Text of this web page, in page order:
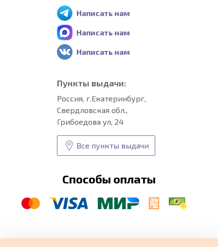
Написать нам
Написать нам
Написать нам
Пункты выдачи:
Россия, г.Екатеринбург,
Свердловская обл.,
Грибоедова ул, 24
Все пункты выдачи
Способы оплаты